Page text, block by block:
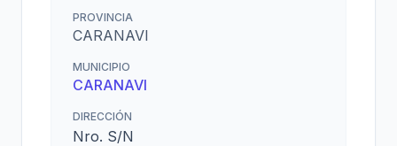
PROVINCIA
CARANAVI
MUNICIPIO
CARANAVI
DIRECCIÓN
Nro. S/N